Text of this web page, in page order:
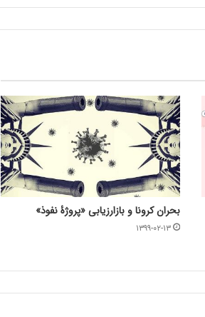
بحران کرونا و بازارزیابی «پروژۀ نفوذ»
۱۳۹۹-۰۲-۱۳